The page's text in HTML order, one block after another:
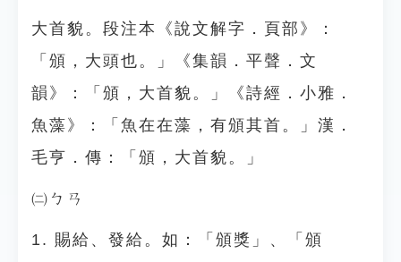
大首貌。段注本《說文解字．頁部》：
「頒，大頭也。」《集韻．平聲．文
韻》：「頒，大首貌。」《詩經．小雅．
魚藻》：「魚在在藻，有頒其首。」漢．
毛亨．傳：「頒，大首貌。」
㈡ㄅㄢ
1. 賜給、發給。如：「頒獎」、「頒